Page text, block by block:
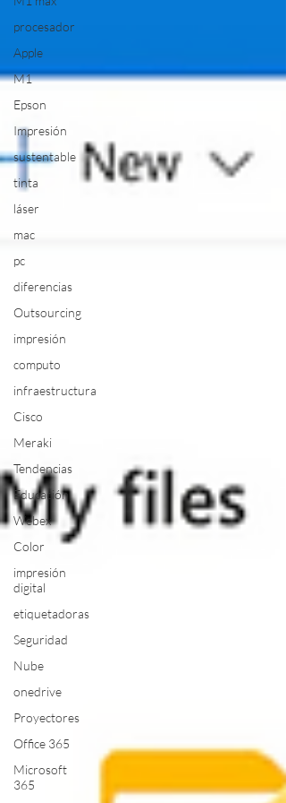
procesador
Apple
M1
Epson
Impresión
sustentable
tinta
láser
mac
pc
diferencias
Outsourcing
impresión
computo
infraestructura
Cisco
Meraki
Tendencias
Educación
Webex
Color
impresión
digital
etiquetadoras
Seguridad
Nube
onedrive
Proyectores
Office 365
Microsoft
365